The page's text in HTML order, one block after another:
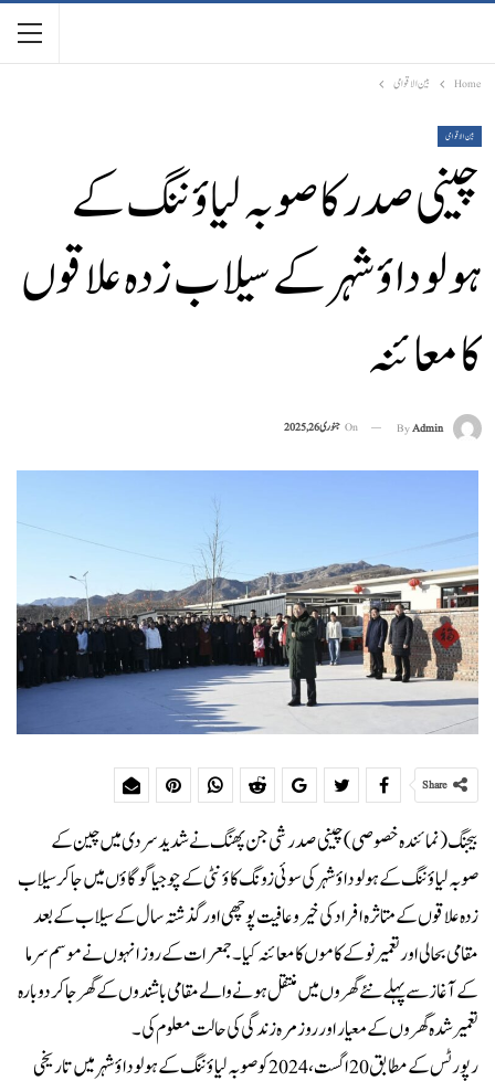
Home بین الاقوامی
بین الاقوامی
چینی صدر کا صوبہ لیاؤننگ کے
ہولوداؤ شہر کے سیلاب زدہ علاقوں
کا معائنہ
ByAdmin
On جنوری 26, 2025
Share
بیجنگ (نمائندہ خصوصی) چینی صدر شی جن پھنگ نے شدید سردی میں چین کے
صوبہ لیاؤننگ کے ہولوداؤ شہر کی سوئی زونگ کاؤنٹی کےچو جیاگو گاؤں میں جا کر سیلاب
زدہ علاقوں کے متاثرہ افراد کی خیروعافیت پوچھی اور گذشتہ سال کے سیلاب کے بعد
مقامی بحالی اور تعمیر نو کے کاموں کا معائنہ کیا۔جمعرات کے روز انہوں نے موسم سرما
کے آغاز سے پہلے نئے گھروں میں منتقل ہونے والے مقامی باشندوں کے گھر جاکر دوبارہ
تعمیر شدہ گھروں کے معیار اور روزمرہ زندگی کی حالت معلوم کی۔
رپورٹس کے مطا بق 20 اگست ، 2024 کو صوبہ لیاؤ ننگ کے ہو لوداؤ شہر میں تاریخی